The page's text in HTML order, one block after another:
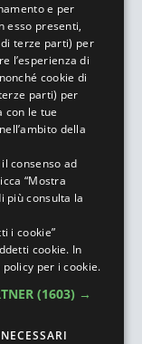
e per
esso presenti,
terze parti) per
l’esperienza di
cookie di
parti) per
con le tue
della
consenso ad
“Mostra
più consulta la
i cookie”
cookie. In
per i cookie.
(1603) →